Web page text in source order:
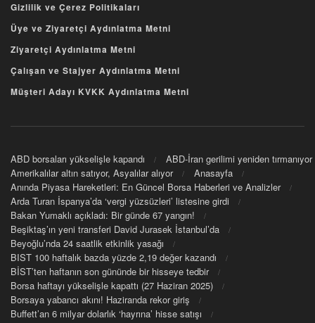
Gizlilik ve Çerez Politikaları
Üye ve Ziyaretçi Aydınlatma Metni
Ziyaretçi Aydınlatma Metni
Çalışan ve Stajyer Aydınlatma Metni
Müşteri Adayı KVKK Aydınlatma Metni
ABD borsaları yükselişle kapandı
ABD-İran gerilimi yeniden tırmanıyor
Amerikalılar altın satıyor, Asyalılar alıyor
Anasayfa
Anında Piyasa Hareketleri: En Güncel Borsa Haberleri ve Analizler
Arda Turan İspanya’da ‘vergi yüzsüzleri’ listesine girdi
Bakan Yumaklı açıkladı: Bir günde 67 yangın!
Beşiktaş’ın yeni transferi David Jurasek İstanbul’da
Beyoğlu’nda 24 saatlik etkinlik yasağı
BIST 100 haftalık bazda yüzde 2,19 değer kazandı
BİST’ten haftanın son gününde bir hisseye tedbir
Borsa haftayı yükselişle kapattı (27 Haziran 2025)
Borsaya yabancı akını! Haziranda rekor giriş
Buffett’an 6 milyar dolarlık ‘hayrına’ hisse satışı